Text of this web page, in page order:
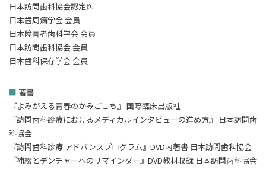
日本訪問歯科協会認定医
日本歯周病学会 会員
日本障害者歯科学会 会員
日本訪問歯科協会 会員
日本歯科保存学会 会員
■ 著書
『よみがえる青春のかみごこち』 国際臨床出版社
『訪問歯科診療におけるメディカルインタビューの進め方』 日本訪問歯
科協会
『訪問歯科診療 アドバンスプログラム』DVD内著書 日本訪問歯科協会
『補綴とデンチャーへのリマインダー』DVD教材収録 日本訪問歯科協会